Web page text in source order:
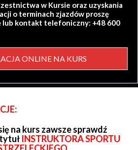
w Kursie oraz uzyskania
o terminach zjazdów proszę
lub kontakt telefoniczny: +48 600
ONLINE NA KURS
na kurs zawsze sprawdź
INSTRUKTORA SPORTU